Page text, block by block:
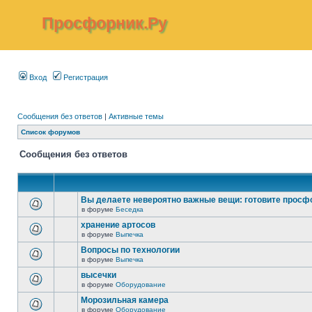
Просфорник.Ру
Вход Регистрация
Сообщения без ответов | Активные темы
Список форумов
Сообщения без ответов
Вы делаете невероятно важные вещи: готовите
в форуме Беседка
хранение артосов
в форуме Выпечка
Вопросы по технологии
в форуме Выпечка
высечки
в форуме Оборудование
Морозильная камера
в форуме Оборудование